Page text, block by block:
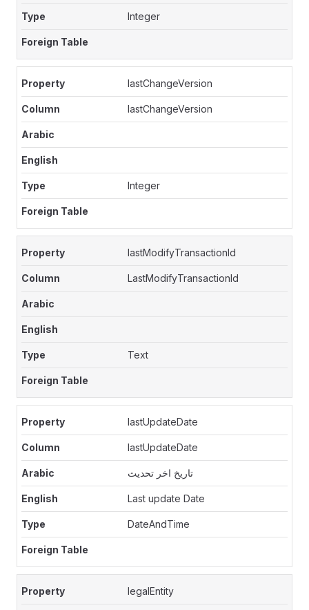
Integer
lastChangeVersion
lastChangeVersion
Integer
lastModifyTransactionId
LastModifyTransactionId
Text
lastUpdateDate
lastUpdateDate
تاريخ اخر تحديث
Last update Date
DateAndTime
legalEntity